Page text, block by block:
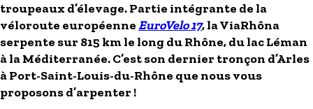
troupeaux d’élevage. Partie intégrante de la
véloroute européenneEuroVelo 17, laViaRhôna
serpente sur 815 km le long du Rhône, du lac Léman
à la Méditerranée. C’estson dernier tronçon d’Arles
à Port-Saint-Louis-du-Rhône que nous vous
proposons d’arpenter !